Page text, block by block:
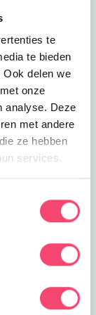
te
te bieden
delen we
onze
analyse. Deze
met andere
ze hebben
services.
een kind van
van
in
en stenen
Sluiten
de 5